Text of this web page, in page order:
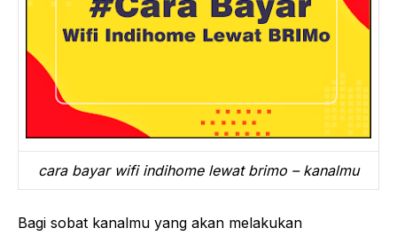
cara bayar wifi indihome lewat brimo – kanalmu
Bagi sobat kanalmu yang akan melakukan